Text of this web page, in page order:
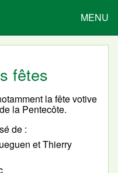
MENU
fêtes
la fête votive
la Pentecôte.
de :
et Thierry